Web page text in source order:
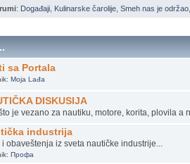
: Događaji Kulinarske čarolije Smeh nas je održao
sa Portala
Moja Lađa
DISKUSIJA
je vezano za nautiku, motore, korita, plovila a
industrija
i obaveštenja iz sveta nautičke industrije...
Профа